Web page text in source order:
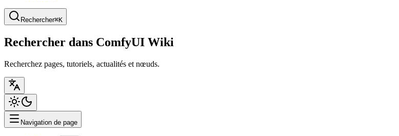
Rechercher⌘K
Rechercher dans ComfyUI Wiki
Recherchez pages, tutoriels, actualités et nœuds.
Navigation de page